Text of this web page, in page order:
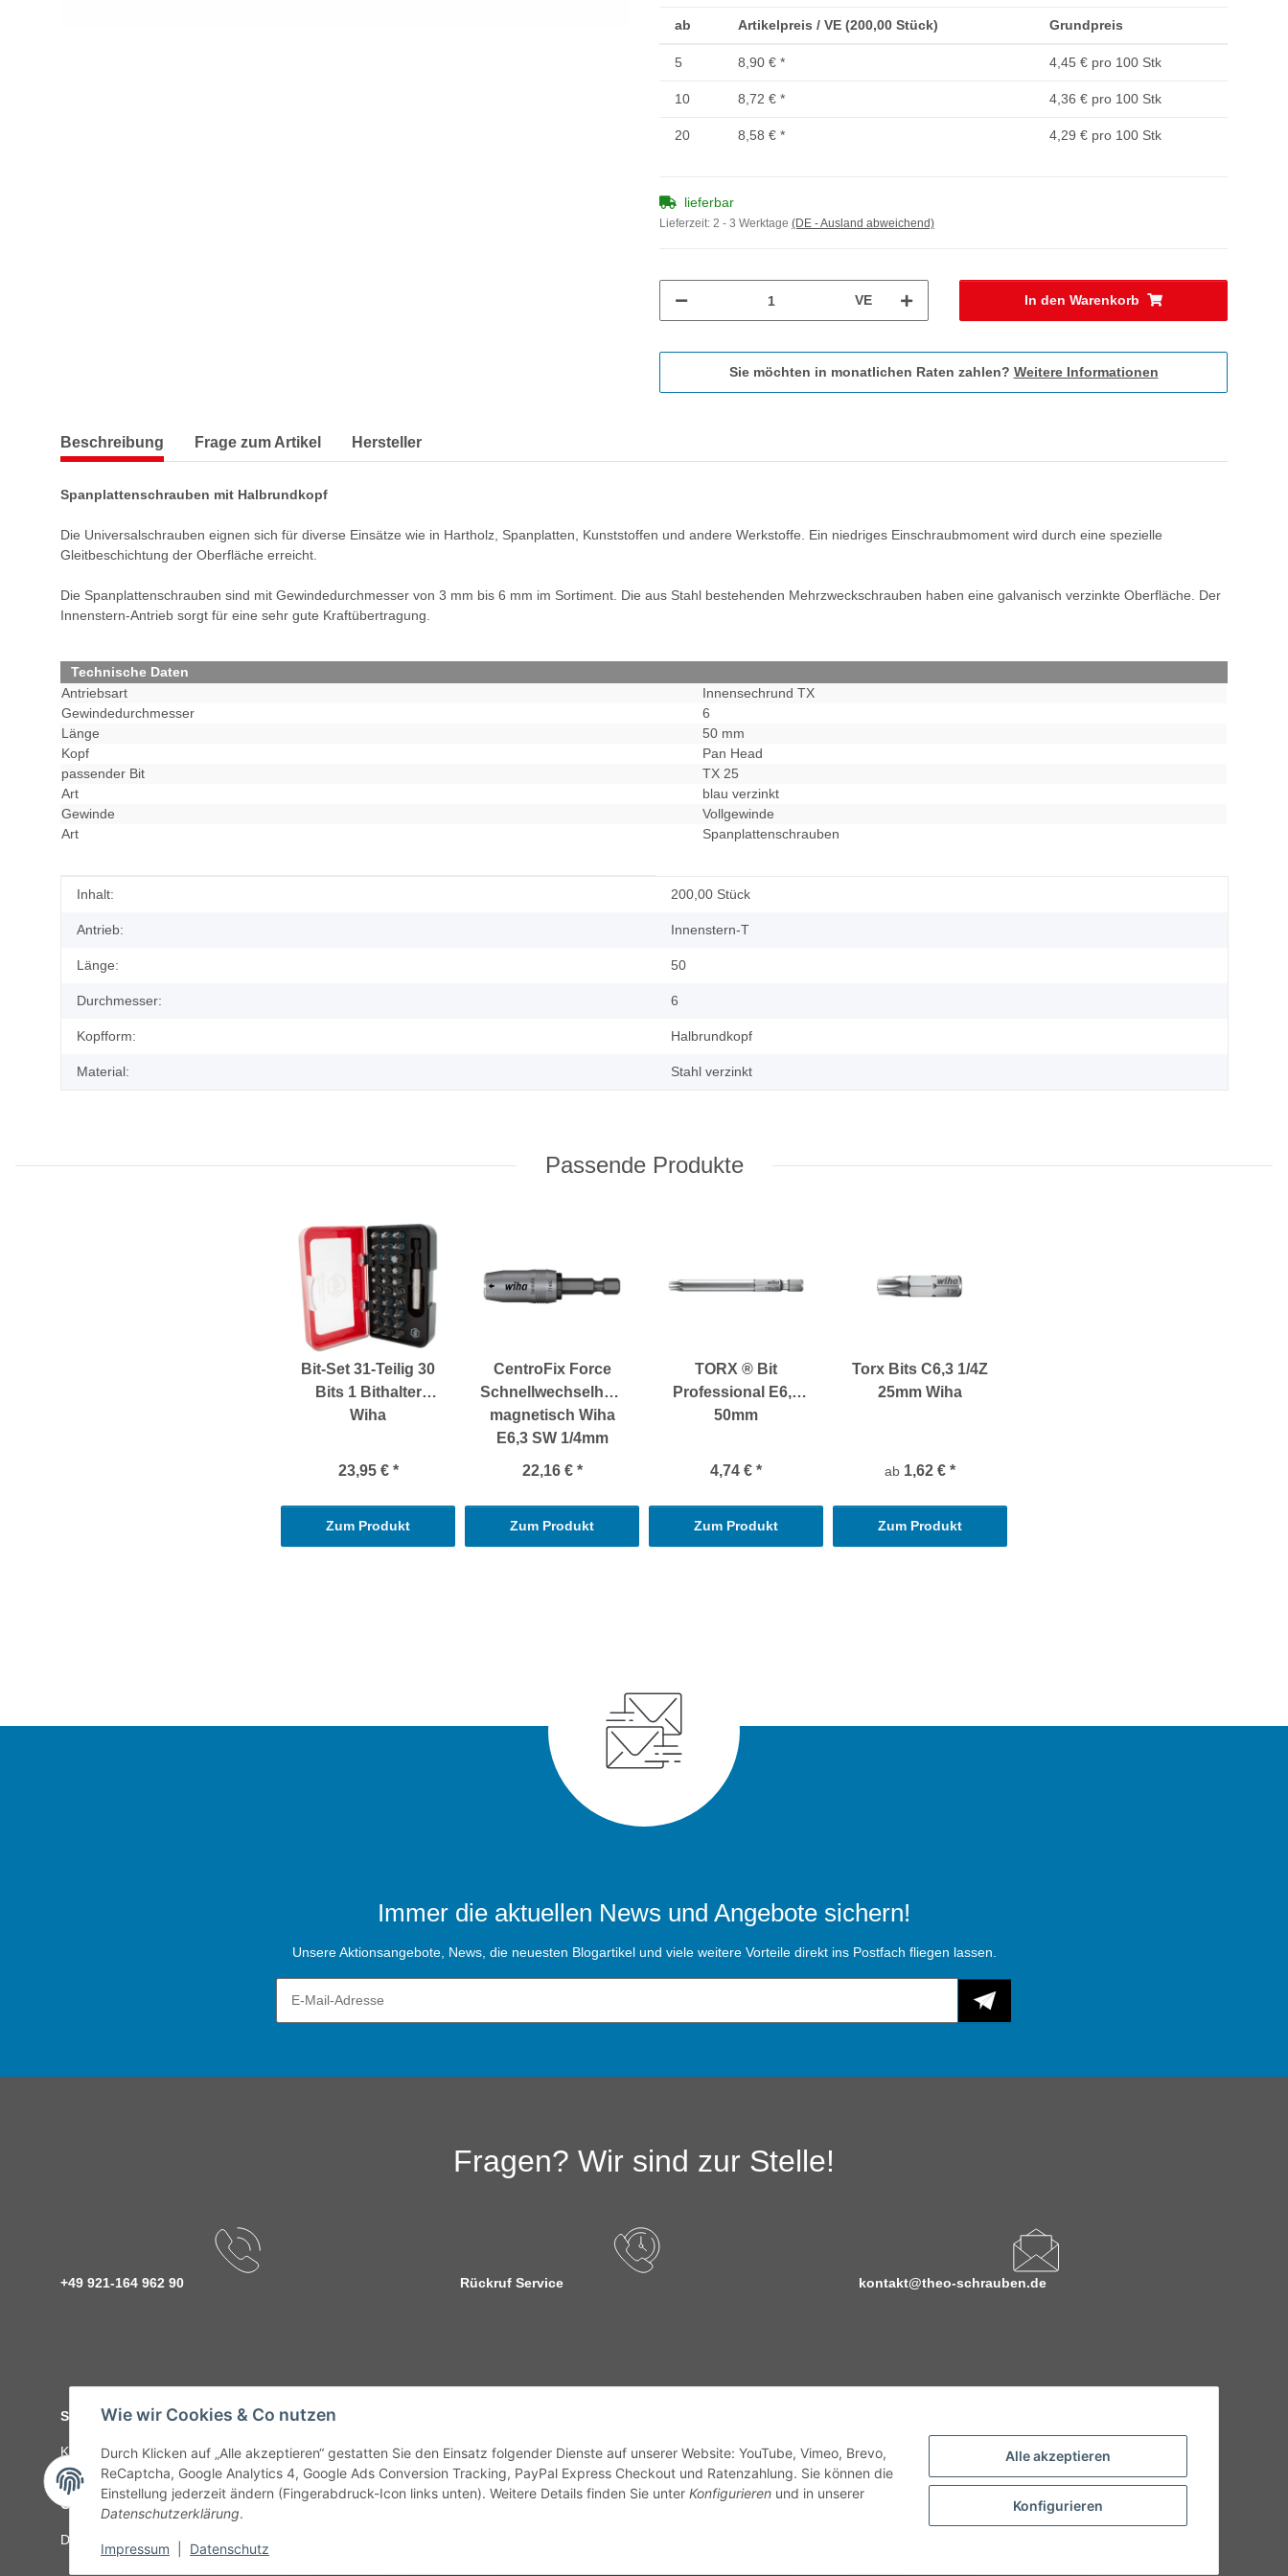
Alle akzeptieren
Konfigurieren
Wie wir Cookies & Co nutzen
Durch Klicken auf „Alle akzeptieren“ gestatten Sie den Einsatz folgender Dienste auf unserer Website: YouTube, Vimeo, Brevo,
ReCaptcha, Google Analytics 4, Google Ads Conversion Tracking, PayPal Express Checkout und Ratenzahlung. Sie können die
Einstellung jederzeit ändern (Fingerabdruck-Icon links unten). Weitere Details finden Sie unter Konfigurieren und in unserer
Datenschutzerklärung.
Impressum Datenschutz
ab Artikelpreis / VE (200,00 Stück) Grundpreis
5 8,90 € * 4,45 € pro 100 Stk
10 8,72 € * 4,36 € pro 100 Stk
20 8,58 € * 4,29 € pro 100 Stk
lieferbar
Lieferzeit: 2 - 3 Werktage (DE - Ausland abweichend)
VE In den Warenkorb
Sie möchten in monatlichen Raten zahlen? Weitere Informationen
Beschreibung Frage zum Artikel Hersteller
Spanplattenschrauben mit Halbrundkopf
Die Universalschrauben eignen sich für diverse Einsätze wie in Hartholz, Spanplatten, Kunststoffen und andere Werkstoffe. Ein niedriges Einschraubmoment wird durch eine spezielle
Gleitbeschichtung der Oberfläche erreicht.
Die Spanplattenschrauben sind mit Gewindedurchmesser von 3 mm bis 6 mm im Sortiment. Die aus Stahl bestehenden Mehrzweckschrauben haben eine galvanisch verzinkte Oberfläche. Der
Innenstern-Antrieb sorgt für eine sehr gute Kraftübertragung.
Technische Daten
Antriebsart
Innensechrund TX
Gewindedurchmesser
6
Länge
50 mm
Kopf
Pan Head
passender Bit
TX 25
Art
blau verzinkt
Gewinde
Vollgewinde
Art
Spanplattenschrauben
Produkteigenschaft
Wert
Inhalt: 200,00 Stück
Antrieb: Innenstern-T
Länge: 50
Durchmesser: 6
Kopfform: Halbrundkopf
Material: Stahl verzinkt
Passende Produkte
Bit-Set 31-Teilig 30
Bits 1 Bithalter
Wiha
23,95 € *
Zum Produkt
CentroFix Force
Schnellwechselhalter
magnetisch Wiha
E6,3 SW 1/4mm
22,16 € *
Zum Produkt
TORX ® Bit
Professional E6,3
50mm
4,74 € *
Zum Produkt
Torx Bits C6,3 1/4Z
25mm Wiha
ab 1,62 € *
Zum Produkt
Immer die aktuellen News und Angebote sichern!
Unsere Aktionsangebote, News, die neuesten Blogartikel und viele weitere Vorteile direkt ins Postfach fliegen lassen.
Fragen? Wir sind zur Stelle!
+49 921-164 962 90 Rückruf Service kontakt@theo-schrauben.de
Service
Kontakt C-Teile Management Sonderteile Karriere Versandinformationen
Gesetzliche Informationen
Datenschutz AGB